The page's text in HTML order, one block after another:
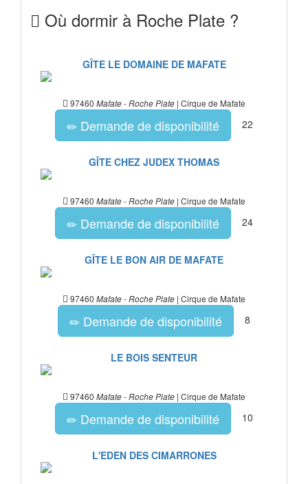
Où dormir à Roche Plate ?
GÎTE LE DOMAINE DE MAFATE
97460 Mafate - Roche Plate | Cirque de Mafate
Demande de disponibilité 22
GÎTE CHEZ JUDEX THOMAS
97460 Mafate - Roche Plate | Cirque de Mafate
Demande de disponibilité 24
GÎTE LE BON AIR DE MAFATE
97460 Mafate - Roche Plate | Cirque de Mafate
Demande de disponibilité 8
LE BOIS SENTEUR
97460 Mafate - Roche Plate | Cirque de Mafate
Demande de disponibilité 10
L'EDEN DES CIMARRONES